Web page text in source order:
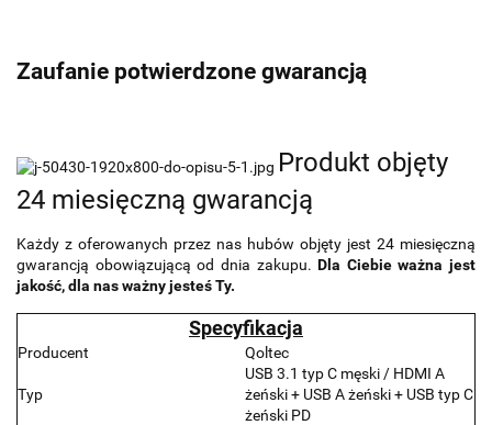
Zaufanie potwierdzone gwarancją
Produkt objęty
24 miesięczną gwarancją
Każdy z oferowanych przez nas hubów objęty jest 24 miesięczną
gwarancją obowiązującą od dnia zakupu.Dla Ciebie ważna jest
jakość, dla nas ważny jesteś Ty.
Specyfikacja
Producent Qoltec
Typ
USB 3.1 typ C męski / HDMI A
żeński + USB A żeński + USB typ C
żeński PD